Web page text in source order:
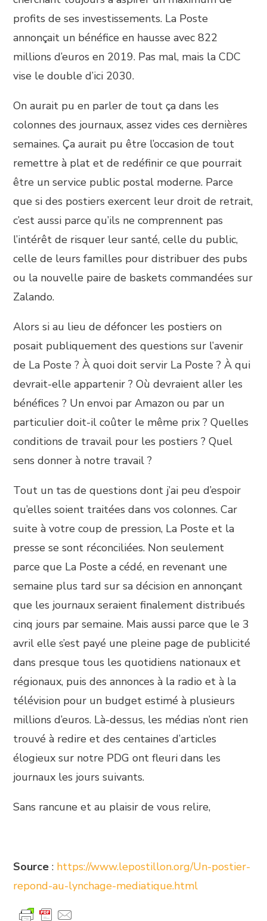
profits de ses investissements. La Poste
annonçait un bénéfice en hausse avec 822
millions d’euros en 2019. Pas mal, mais la CDC
vise le double d’ici 2030.
On aurait pu en parler de tout ça dans les
colonnes des journaux, assez vides ces dernières
semaines. Ça aurait pu être l’occasion de tout
remettre à plat et de redéfinir ce que pourrait
être un service public postal moderne. Parce
que si des postiers exercent leur droit de retrait,
c’est aussi parce qu’ils ne comprennent pas
l’intérêt de risquer leur santé, celle du public,
celle de leurs familles pour distribuer des pubs
ou la nouvelle paire de baskets commandées sur
Zalando.
Alors si au lieu de défoncer les postiers on
posait publiquement des questions sur l’avenir
de La Poste ? À quoi doit servir La Poste ? À qui
devrait-elle appartenir ? Où devraient aller les
bénéfices ? Un envoi par Amazon ou par un
particulier doit-il coûter le même prix ? Quelles
conditions de travail pour les postiers ? Quel
sens donner à notre travail ?
Tout un tas de questions dont j’ai peu d’espoir
qu’elles soient traitées dans vos colonnes. Car
suite à votre coup de pression, La Poste et la
presse se sont réconciliées. Non seulement
parce que La Poste a cédé, en revenant une
semaine plus tard sur sa décision en annonçant
que les journaux seraient finalement distribués
cinq jours par semaine. Mais aussi parce que le 3
avril elle s’est payé une pleine page de publicité
dans presque tous les quotidiens nationaux et
régionaux, puis des annonces à la radio et à la
télévision pour un budget estimé à plusieurs
millions d’euros. Là-dessus, les médias n’ont rien
trouvé à redire et des centaines d’articles
élogieux sur notre PDG ont fleuri dans les
journaux les jours suivants.
Sans rancune et au plaisir de vous relire,
Source : https://www.lepostillon.org/Un-postier-
repond-au-lynchage-mediatique.html